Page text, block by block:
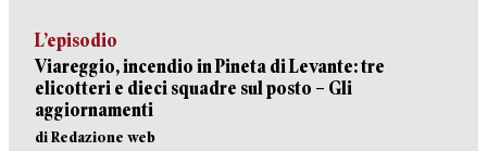
L’episodio
Viareggio, incendio in Pineta di Levante: tre
elicotteri e dieci squadre sul posto – Gli
aggiornamenti
di Redazione web